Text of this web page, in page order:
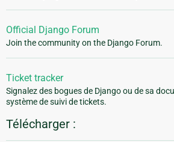
Official Django Forum
Join the community on the Django Forum.
Ticket tracker
Signalez des bogues de Django ou de sa
système de suivi de tickets.
Télécharger :